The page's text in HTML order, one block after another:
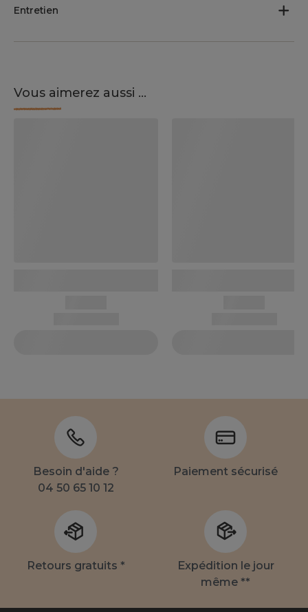
Entretien
Vous aimerez aussi ...
Besoin d'aide ?
04 50 65 10 12
Paiement sécurisé
Retours gratuits *
Expédition le jour
même **